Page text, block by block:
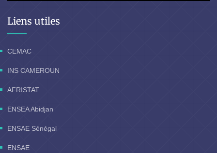
Liens utiles
CEMAC
INS CAMEROUN
AFRISTAT
ENSEA Abidjan
ENSAE Sénégal
ENSAE